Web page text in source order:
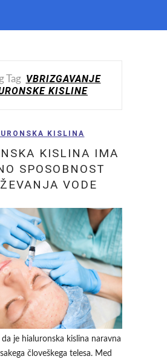
Tag VBRIZGAVANJE
KISLINE
KISLINA
KISLINA IMA
SPOSOBNOST
VODE
je hialuronska kislina naravna
človeškega telesa. Med